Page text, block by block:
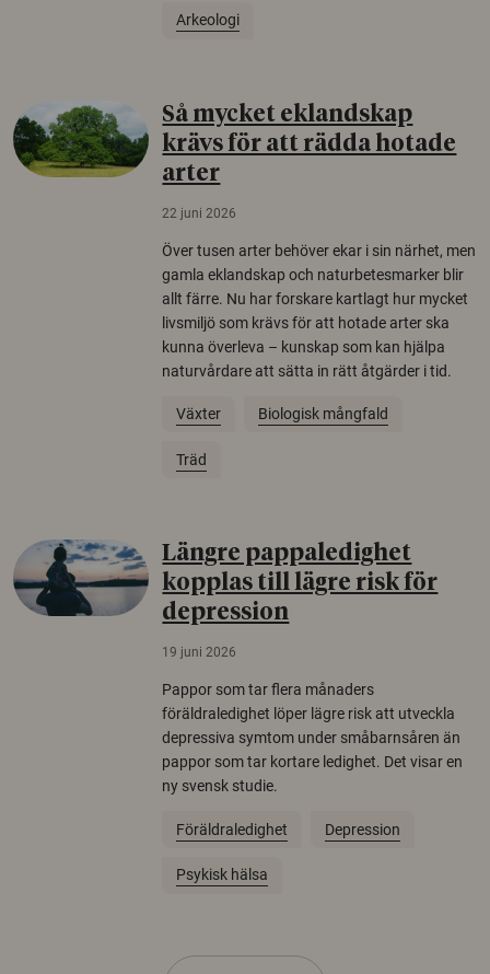
Arkeologi
Så mycket eklandskap
krävs för att rädda hotade
arter
22 juni 2026
Över tusen arter behöver ekar i sin närhet, men
gamla eklandskap och naturbetesmarker blir
allt färre. Nu har forskare kartlagt hur mycket
livsmiljö som krävs för att hotade arter ska
kunna överleva – kunskap som kan hjälpa
naturvårdare att sätta in rätt åtgärder i tid.
Växter Biologisk mångfald
Träd
Längre pappaledighet
kopplas till lägre risk för
depression
19 juni 2026
Pappor som tar flera månaders
föräldraledighet löper lägre risk att utveckla
depressiva symtom under småbarnsåren än
pappor som tar kortare ledighet. Det visar en
ny svensk studie.
Föräldraledighet Depression
Psykisk hälsa